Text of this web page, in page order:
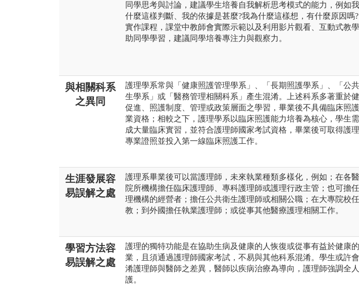
同學思考與討論，建議學生培養自我解析思考模式的能力，例如
什麼這樣判斷、我的依據是甚麼?我為什麼這樣想，有什麼原因嗎?
實作課程，課堂中教師會實際示範以及利用影片觀看、互動式教
助同學學習，建議同學培養專注力與觀察力。
與相關科系
之異同
護理學系常與「健康照護管理學系」、「長期照護學系」、「公
生學系」或「醫務管理相關科系」產生混淆。上述科系多著重於
促進、照護制度、管理或政策層面之學習，畢業後不具備臨床照
業資格；相較之下，護理學系以臨床照護能力培養為核心，學生
成大量臨床實習，並符合護理師國家考試資格，畢業後可取得護
專業證照並投入第一線臨床照護工作。
生涯發展容
易誤解之處
護理系畢業後可以當護理師，未來執業種類多樣化，例如；在各
院所機構擔任臨床護理師、專科護理師或護理行政主管；也可擔
理機構的經營者；擔任公共衛生護理師或相關公職；在大專院校任
教；到外國擔任執業護理師；或從事其他醫療護理相關工作。
學習方法容
易誤解之處
護理的獨特功能是在協助生病及健康的人恢復或從事有益於健康
業，且須通過護理師國家考試，不易與其他科系混淆。學生或許
淆護理師與醫師之差異，醫師以疾病治療為導向，護理師強調全
護。